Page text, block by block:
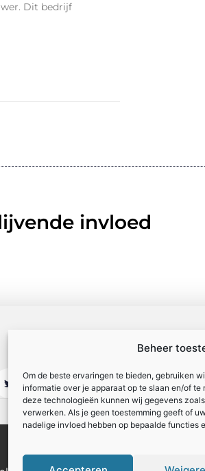
Beheer
Om de beste ervaringen te bieden, gebruiken
informatie over je apparaat op te slaan en/of te
deze technologieën kunnen wij gegevens
verwerken. Als je geen toestemming geeft of
nadelige invloed hebben op bepaalde functies
Dit bedrijf
invloed